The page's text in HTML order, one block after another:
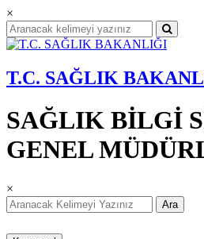
×
T.C. SAĞLIK
SAĞLIK BİLGİ
GENEL
×
Ara